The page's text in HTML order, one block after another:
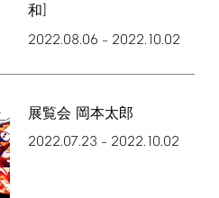
和]
2022.08.06– 2022.10.02
展覧会 岡本太郎
2022.07.23 – 2022.10.02